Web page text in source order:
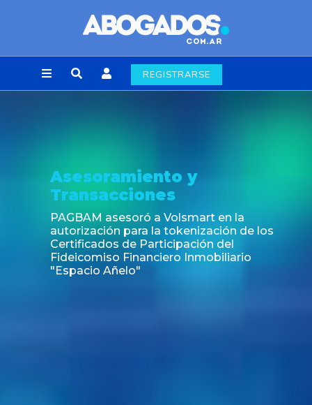
REGISTRARSE
Asesoramiento y
Transacciones
PAGBAM asesoró a Volsmart en la
autorización para la tokenización de los
Certificados de Participación del
Fideicomiso Financiero Inmobiliario
"Espacio Añelo"